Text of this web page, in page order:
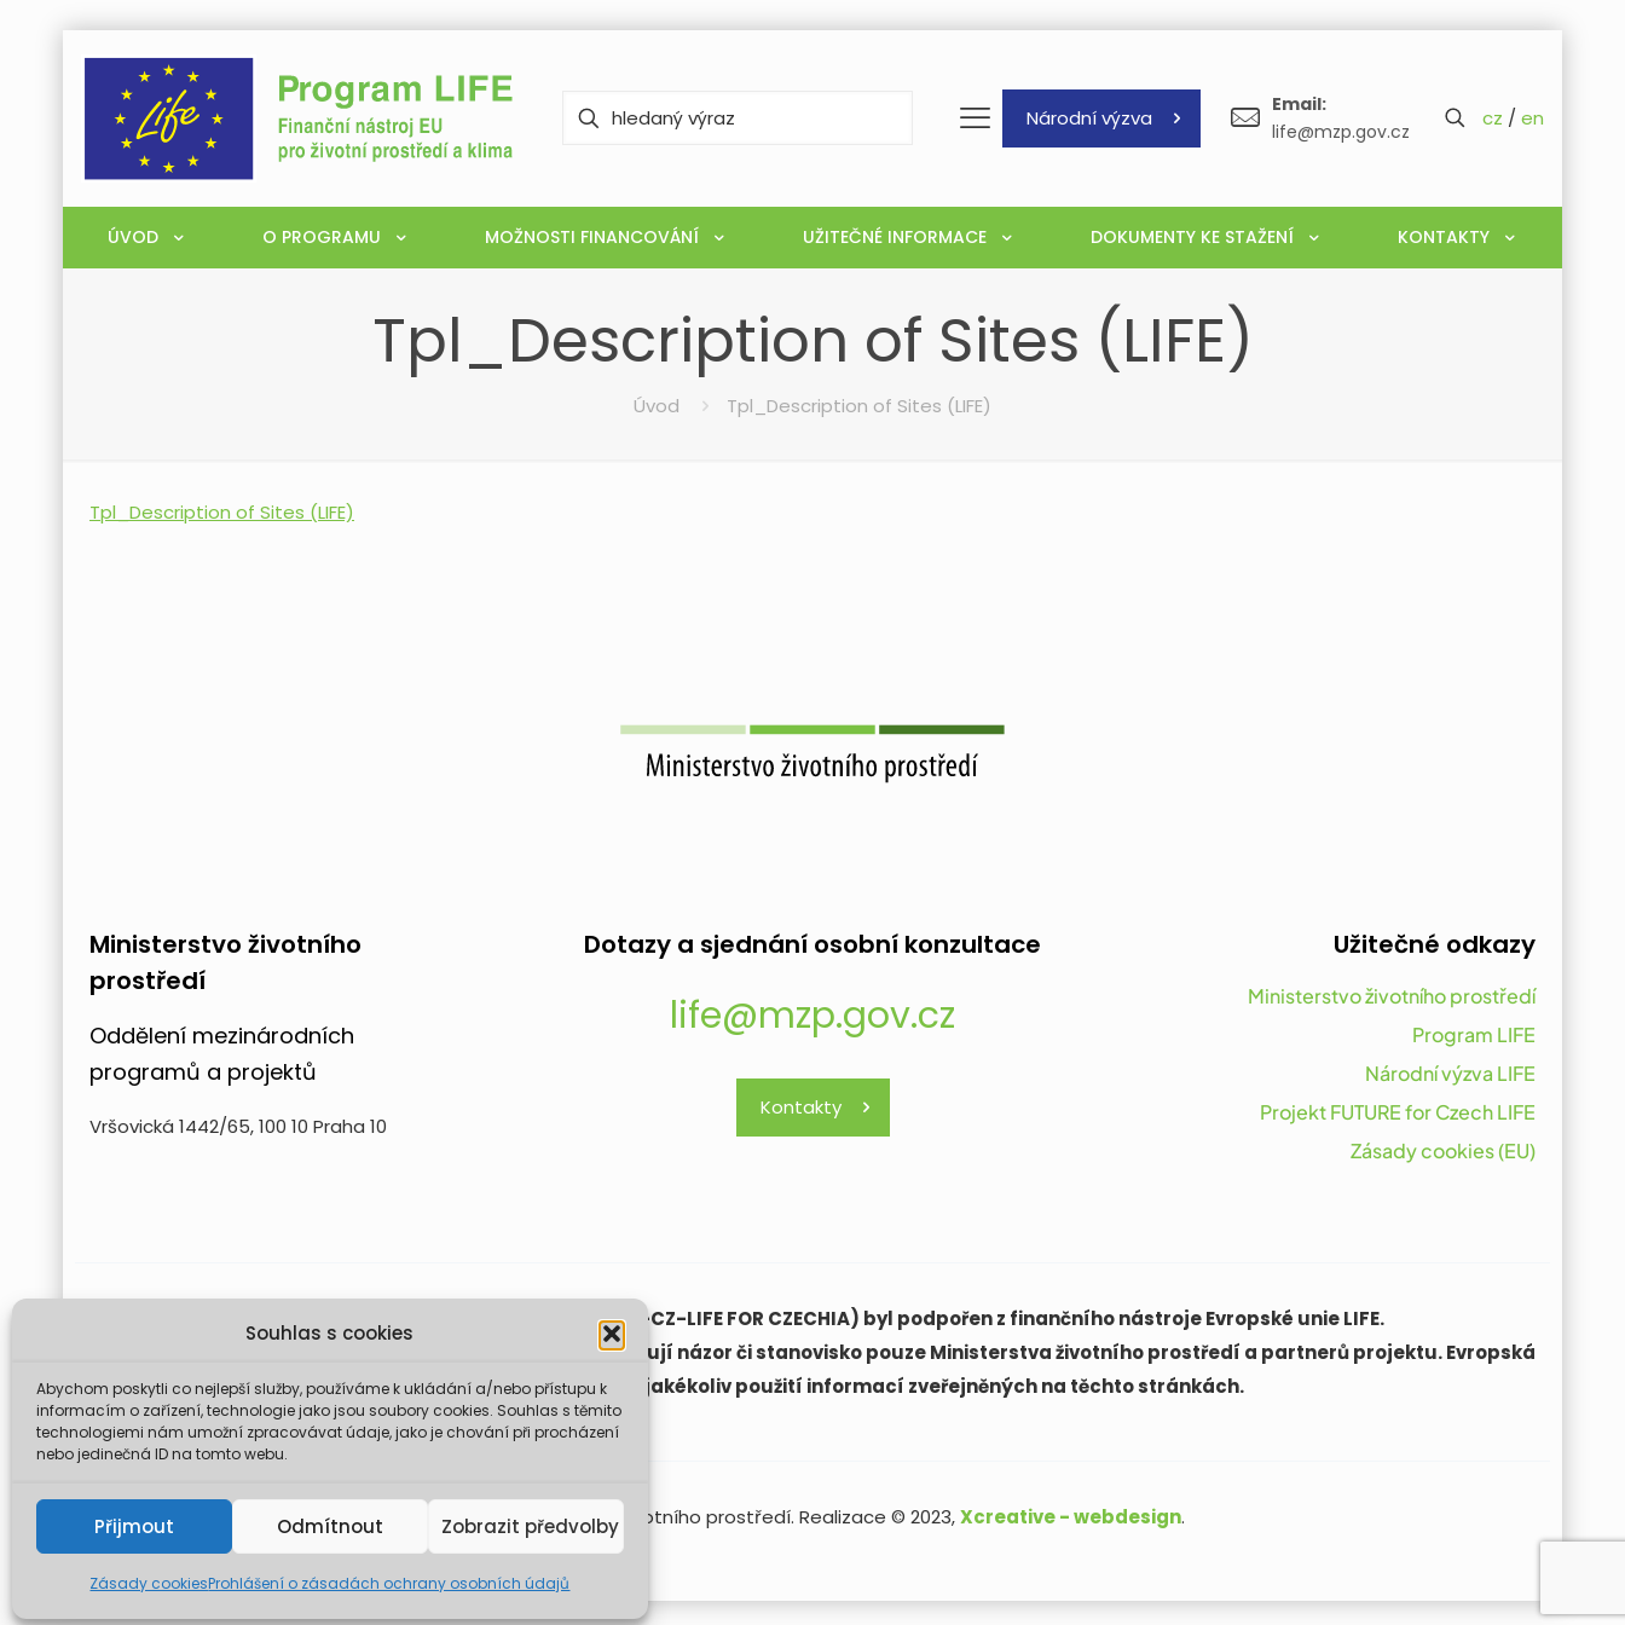
Souhlas s cookies
Abychom poskytli co nejlepší služby, používáme k ukládání a/nebo přístupu k
informacím o zařízení, technologie jako jsou soubory cookies. Souhlas s těmito
technologiemi nám umožní zpracovávat údaje, jako je chování při procházení
nebo jedinečná ID na tomto webu.
Přijmout Odmítnout Zobrazit předvolby
Zásady cookiesProhlášení o zásadách ochrany osobních údajů
Národní výzva
Email:
life@mzp.gov.cz
cz / en
ÚVOD O PROGRAMU MOŽNOSTI FINANCOVÁNÍ UŽITEČNÉ INFORMACE DOKUMENTY KE STAŽENÍ KONTAKTY
Tpl_Description of Sites (LIFE)
Úvod Tpl_Description of Sites (LIFE)
Tpl_Description of Sites (LIFE)
Ministerstvo životního
prostředí
Oddělení mezinárodních
programů a projektů
Vršovická 1442/65, 100 10 Praha 10
Dotazy a sjednání osobní konzultace
life@mzp.gov.cz
Kontakty
Užitečné odkazy
Ministerstvo životního prostředí
Program LIFE
Národní výzva LIFE
Projekt FUTURE for Czech LIFE
Zásady cookies (EU)
Projekt FUTURE for Czech LIFE (LIFE21-CAP-CZ-LIFE FOR CZECHIA) byl podpořen z finančního nástroje Evropské unie LIFE.
Údaje a informace zveřejněné na těchto stránkách vyjadřují názor či stanovisko pouze Ministerstva životního prostředí a partnerů projektu. Evropská
komise není odpovědná za jakékoliv použití informací zveřejněných na těchto stránkách.
© 2026 Ministerstvo životního prostředí. Realizace © 2023,Xcreative - webdesign.